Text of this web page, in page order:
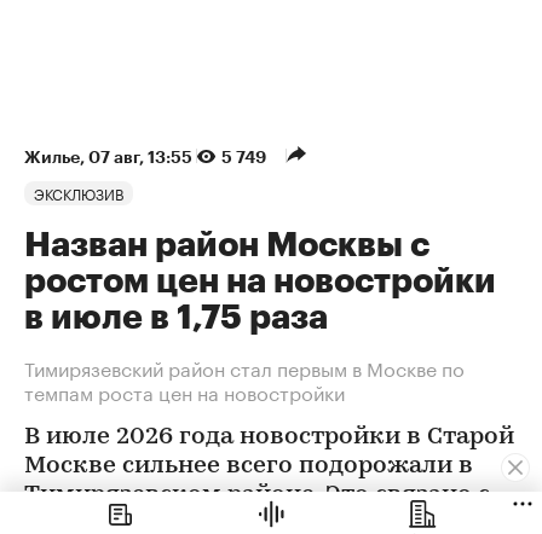
Жилье 07 авг, 13:55 5 749
ЭКСКЛЮЗИВ
Назван район Москвы с
ростом цен на новостройки
в июле в 1,75 раза
Тимирязевский район стал первым в Москве по
темпам роста цен на новостройки
В июле 2026 года новостройки в Старой
Москве сильнее всего подорожали в
Тимирязевском районе. Это связано с
появлением в экспозиции нового